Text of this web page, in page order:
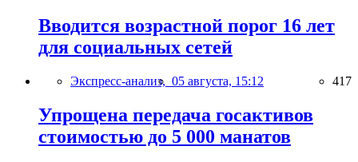
Вводится возрастной порог 16 лет
для социальных сетей
Экспресс-анализ, 05 августа, 15:12 417
Упрощена передача госактивов
стоимостью до 5 000 манатов